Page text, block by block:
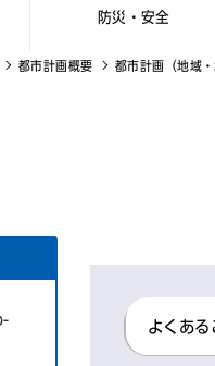
防災・安全
都市計画概要 都市計画（地域
よくある